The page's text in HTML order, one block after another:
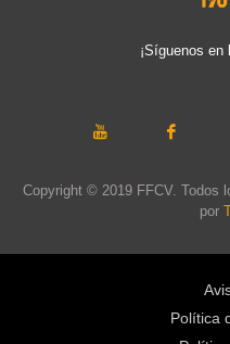
¡Síguenos
Copyright © 2019 FFCV. Todos
por
Política